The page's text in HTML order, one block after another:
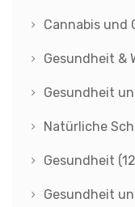
Cannabis und
Gesundheit &
Gesundheit
Natürliche
Gesundheit
Gesundheit